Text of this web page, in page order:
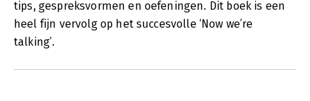
tips, gespreksvormen en oefeningen. Dit boek is een
heel fijn vervolg op het succesvolle ‘Now we’re
talking’.